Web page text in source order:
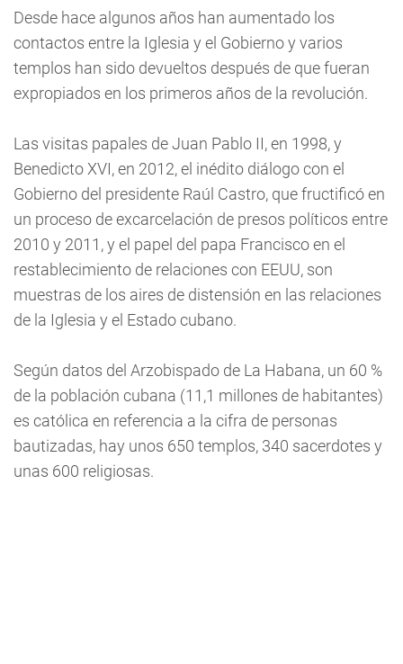
Desde hace algunos años han aumentado los
contactos entre la Iglesia y el Gobierno y varios
templos han sido devueltos después de que fueran
expropiados en los primeros años de la revolución.
Las visitas papales de Juan Pablo II, en 1998, y
Benedicto XVI, en 2012, el inédito diálogo con el
Gobierno del presidente Raúl Castro, que fructificó en
un proceso de excarcelación de presos políticos entre
2010 y 2011, y el papel del papa Francisco en el
restablecimiento de relaciones con EEUU, son
muestras de los aires de distensión en las relaciones
de la Iglesia y el Estado cubano.
Según datos del Arzobispado de La Habana, un 60 %
de la población cubana (11,1 millones de habitantes)
es católica en referencia a la cifra de personas
bautizadas, hay unos 650 templos, 340 sacerdotes y
unas 600 religiosas.